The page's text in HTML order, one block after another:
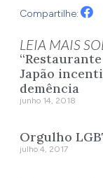
Compartilhe:
LEIA MAIS
Japão
demência
junho 14, 2018
Orgulho
julho 4, 2017